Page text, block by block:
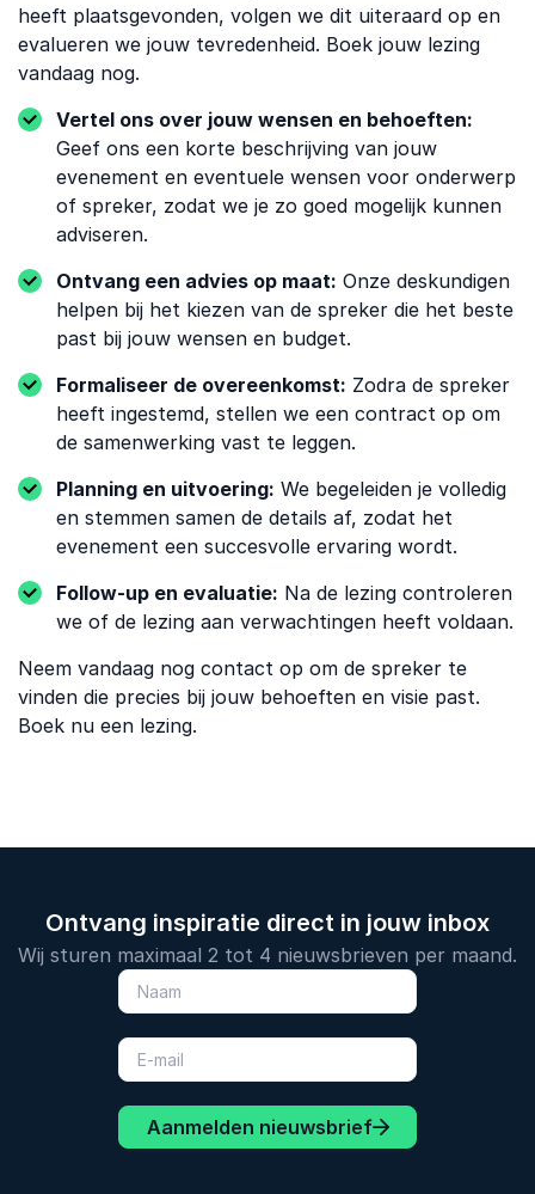
heeft plaatsgevonden, volgen we dit uiteraard op en
evalueren we jouw tevredenheid. Boek jouw lezing
vandaag nog.
Vertel ons over jouw wensen en behoeften:
Geef ons een korte beschrijving van jouw
evenement en eventuele wensen voor onderwerp
of spreker, zodat we je zo goed mogelijk kunnen
adviseren.
Ontvang een advies op maat: Onze deskundigen
helpen bij het kiezen van de spreker die het beste
past bij jouw wensen en budget.
Formaliseer de overeenkomst: Zodra de spreker
heeft ingestemd, stellen we een contract op om
de samenwerking vast te leggen.
Planning en uitvoering: We begeleiden je volledig
en stemmen samen de details af, zodat het
evenement een succesvolle ervaring wordt.
Follow-up en evaluatie: Na de lezing controleren
we of de lezing aan verwachtingen heeft voldaan.
Neem vandaag nog contact op om de spreker te
vinden die precies bij jouw behoeften en visie past.
Boek nu een lezing.
Ontvang inspiratie direct in jouw inbox
Wij sturen maximaal 2 tot 4 nieuwsbrieven per maand.
Aanmelden nieuwsbrief